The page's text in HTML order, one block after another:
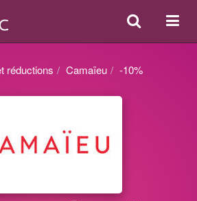
ou
Search
réductions Camaïeu -10%